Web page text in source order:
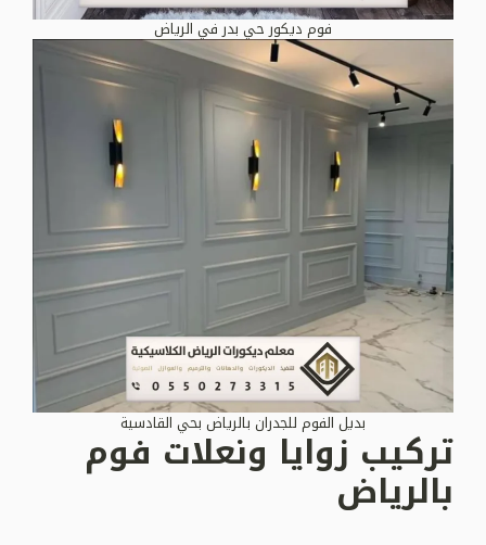
فوم ديكور حي بدر في الرياض
بديل الفوم للجدران بالرياض بحي القادسية
تركيب زوايا ونعلات فوم
بالرياض